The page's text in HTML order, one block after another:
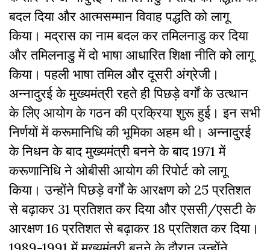
बदल दिया और आत्मसम्मान विवाह पद्धति को लागू
किया। मद्रास का नाम बदल कर तमिलनाडु कर दिया
और तमिलनाडु में दो भाषा आधारित शिक्षा नीति को लागू
किया। पहली भाषा तमिल और दूसरी अंग्रेजी।
अन्नादुरई के मुख्यमंत्री रहते ही पिछड़े वर्गों के उत्थान
के लिेए आयोग के गठन की प्रक्रिया शुरू हुई। इन सभी
निर्णयों में करूमानिधि की भूमिका अहम थी। अन्नादुरई
के निधन के बाद मुख्यमंत्री बनने के बाद 1971 में
करूणानिधि ने ओबीसी आयोग की रिपोर्ट को लागू
किया। उन्होंने पिछड़े वर्गों के आरक्षण को 25 प्रतिशत
से बढ़ाकर 31 प्रतिशत कर दिया और एससी/एसटी के
आरक्षण 16 प्रतिशत से बढ़ाकर 18 प्रतिशत कर दिया।